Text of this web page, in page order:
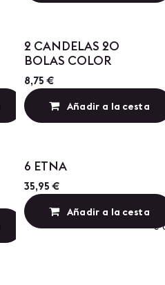
Añadir a lista de
2 CANDELAS 20
BOLAS COLOR
8,75 €
Añadir a la cesta
Añadir a lista de
6 ETNA
35,95 €
Añadir a la cesta